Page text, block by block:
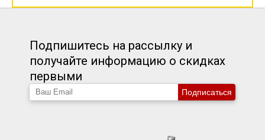
Подпишитесь на рассылку и
получайте информацию о скидках
первыми
Подписаться